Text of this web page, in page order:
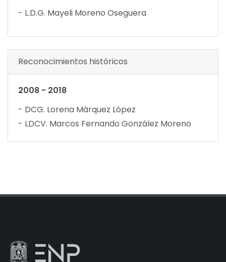
- L.D.G. Mayeli Moreno Oseguera
Reconocimientos históricos
2008 - 2018
- DCG. Lorena Márquez López
- LDCV. Marcos Fernando González Moreno